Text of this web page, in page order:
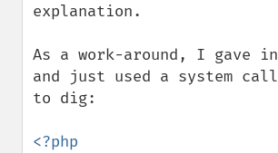
explanation.
As a work-around, I gave in
and just used a system call
to dig:
<?php